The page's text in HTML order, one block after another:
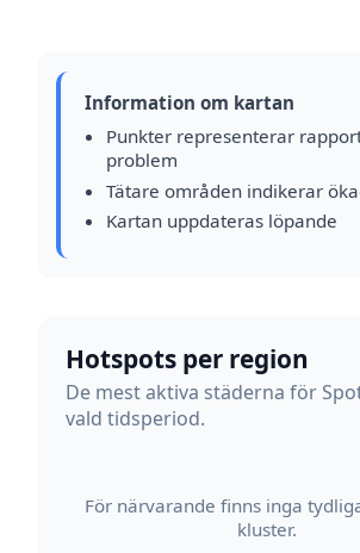
Information om kartan
Punkter representerar
problem
Tätare områden indikerar
Kartan uppdateras löpande
Hotspots per region
De mest aktiva städerna för
vald tidsperiod.
För närvarande finns inga
kluster.